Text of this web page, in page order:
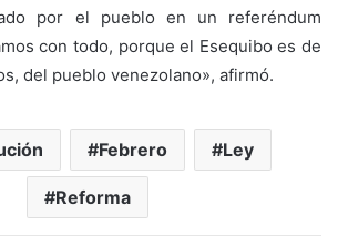
por el pueblo en un referéndum
con todo, porque el Esequibo es de
del pueblo venezolano», afirmó.
Febrero Ley
Reforma